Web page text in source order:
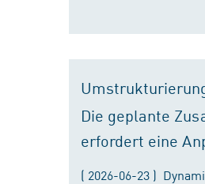
Die geplante
erfordert eine
( 2026-06-23 )